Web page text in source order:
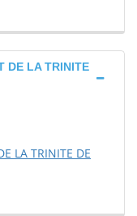
DE LA TRINITE
LA TRINITE DE